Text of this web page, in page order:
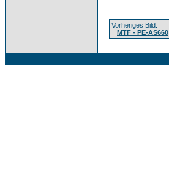
Vorheriges Bild:
MTF - PE-AS660